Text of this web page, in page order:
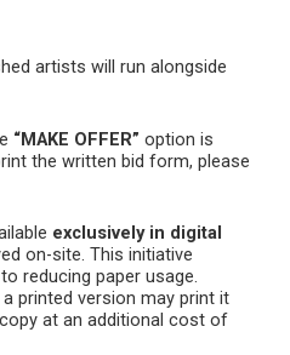
artists will run alongside
“MAKE OFFER” option is
the written bid form, please
exclusively in digital
on-site. This initiative
reducing paper usage.
printed version may print it
at an additional cost of